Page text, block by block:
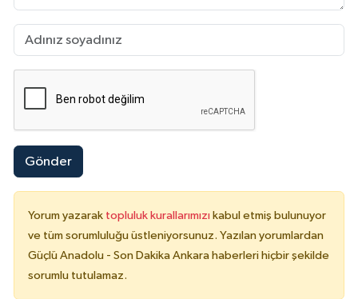
Gönder
Yorum yazarak topluluk kurallarımızı kabul etmiş bulunuyor
ve tüm sorumluluğu üstleniyorsunuz. Yazılan yorumlardan
Güçlü Anadolu - Son Dakika Ankara haberleri hiçbir şekilde
sorumlu tutulamaz.